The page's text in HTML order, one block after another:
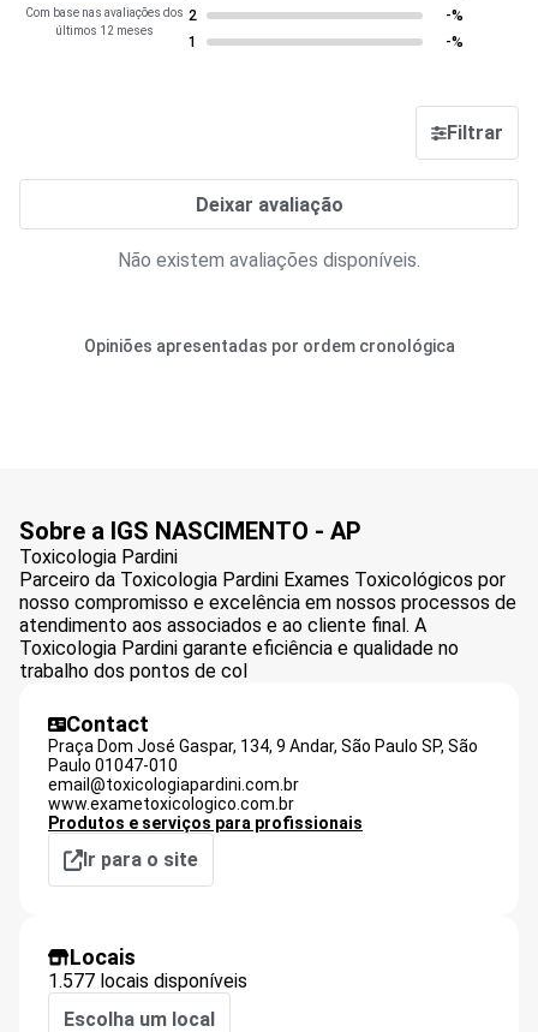
Com base nas avaliações dos
últimos 12 meses
2
-%
1
-%
Filtrar
Deixar avaliação
Não existem avaliações disponíveis.
Opiniões apresentadas por ordem cronológica
Sobre a IGS NASCIMENTO - AP
Toxicologia Pardini
Parceiro da Toxicologia Pardini Exames Toxicológicos por
nosso compromisso e excelência em nossos processos de
atendimento aos associados e ao cliente final. A
Toxicologia Pardini garante eficiência e qualidade no
trabalho dos pontos de col
Contact
Praça Dom José Gaspar, 134, 9 Andar, São Paulo SP, São
Paulo 01047-010
email@toxicologiapardini.com.br
www.exametoxicologico.com.br
Produtos e serviços para profissionais
Ir para o site
Locais
1.577 locais disponíveis
Escolha um local